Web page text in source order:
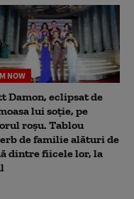
NOW
Damon, eclipsat de
lui soție, pe
roșu. Tablou
de familie alături de
dintre fiicele lor, la